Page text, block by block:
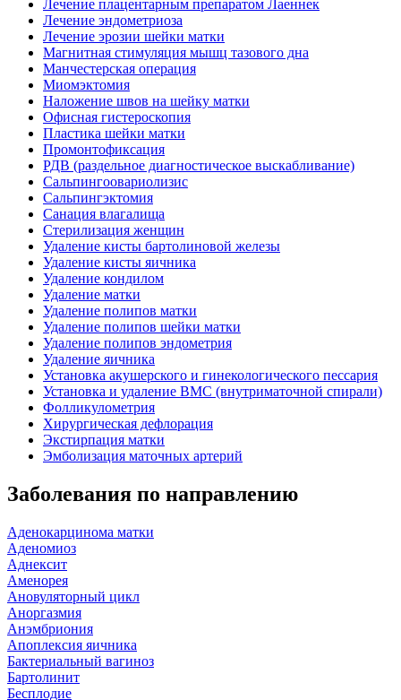
Лечение плацентарным препаратом Лаеннек
Лечение эндометриоза
Лечение эрозии шейки матки
Магнитная стимуляция мышц тазового дна
Манчестерская операция
Миомэктомия
Наложение швов на шейку матки
Офисная гистероскопия
Пластика шейки матки
Промонтофиксация
РДВ (раздельное диагностическое выскабливание)
Сальпингоовариолизис
Сальпингэктомия
Санация влагалища
Стерилизация женщин
Удаление кисты бартолиновой железы
Удаление кисты яичника
Удаление кондилом
Удаление матки
Удаление полипов матки
Удаление полипов шейки матки
Удаление полипов эндометрия
Удаление яичника
Установка акушерского и гинекологического пессария
Установка и удаление ВМС (внутриматочной спирали)
Фолликулометрия
Хирургическая дефлорация
Экстирпация матки
Эмболизация маточных артерий
Заболевания по направлению
Аденокарцинома матки
Аденомиоз
Аднексит
Аменорея
Ановуляторный цикл
Аноргазмия
Анэмбриония
Апоплексия яичника
Бактериальный вагиноз
Бартолинит
Бесплодие